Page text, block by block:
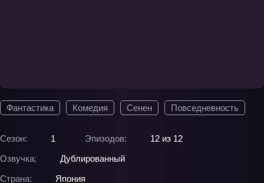
Фантастика Комедия Сенен Повседневность
Сезон: 1 Эпизодов:
12 из 12
Озвучка:
Дублированный
Страна:
Япония